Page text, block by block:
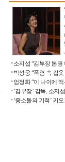
소지섭 “김부장 본
박성웅 “폭염 속 갑
엄정화 “이 나이에
‘김부장’ 감독, 소지
‘중소돌의 기적’ 키